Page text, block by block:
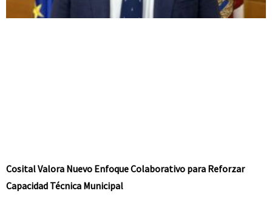
Cosital Valora Nuevo Enfoque Colaborativo para Reforzar
Capacidad Técnica Municipal